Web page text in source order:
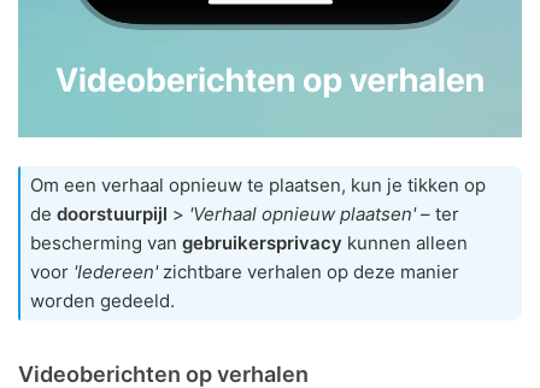
Om een verhaal opnieuw te plaatsen, kun je tikken op
de doorstuurpijl > 'Verhaal opnieuw plaatsen'– ter
bescherming van gebruikersprivacy kunnen alleen
voor 'Iedereen'zichtbare verhalen op deze manier
worden gedeeld.
Videoberichten op verhalen